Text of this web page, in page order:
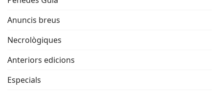
Anuncis breus
Necrològiques
Anteriors edicions
Especials